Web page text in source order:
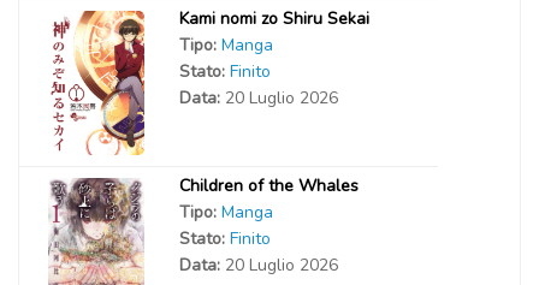
Kami nomi zo Shiru Sekai
Tipo: Manga
Stato: Finito
Data: 20 Luglio 2026
Children of the Whales
Tipo: Manga
Stato: Finito
Data: 20 Luglio 2026